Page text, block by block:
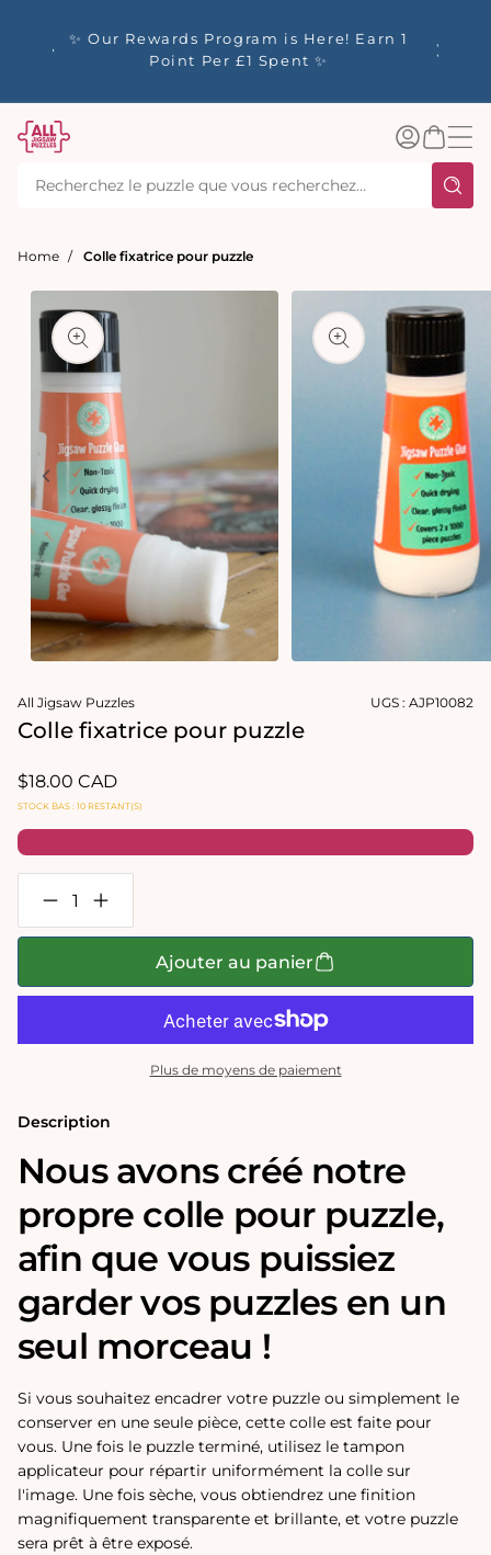
✨ Our Rewards Program is Here! Earn 1
Point Per £1 Spent ✨
Connexion
Panier
Home Colle fixatrice pour puzzle
média
1
dans
fenêtre
modale
All Jigsaw Puzzles UGS : AJP10082
Colle fixatrice pour puzzle
Prix
habituel
$18.00 CAD
STOCK BAS : 10 RESTANT(S)
Réduire
la
quantité
fixatrice
Augmenter
la
quantité
fixatrice
Ajouter au panier
Plus de moyens de paiement
Description
Nous avons créé notre
propre colle pour puzzle,
afin que vous puissiez
garder vos puzzles en un
seul morceau !
Si vous souhaitez encadrer votre puzzle ou simplement le
conserver en une seule pièce, cette colle est faite pour
vous. Une fois le puzzle terminé, utilisez le tampon
applicateur pour répartir uniformément la colle sur
l'image. Une fois sèche, vous obtiendrez une finition
magnifiquement transparente et brillante, et votre puzzle
sera prêt à être exposé.